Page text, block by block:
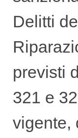
Delitti
previsti
321 e
vigente,